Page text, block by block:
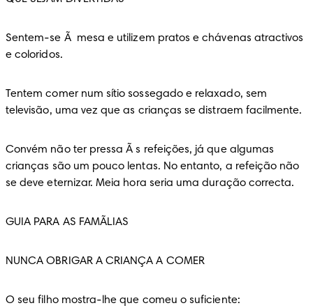
Sentem-se Ã  mesa e utilizem pratos e chávenas atractivos
e coloridos.
Tentem comer num sítio sossegado e relaxado, sem
televisão, uma vez que as crianças se distraem facilmente.
Convém não ter pressa Ã s refeições, já que algumas
crianças são um pouco lentas. No entanto, a refeição não
se deve eternizar. Meia hora seria uma duração correcta.
GUIA PARA AS FAMÃLIAS
NUNCA OBRIGAR A CRIANÇA A COMER
O seu filho mostra-lhe que comeu o suficiente: